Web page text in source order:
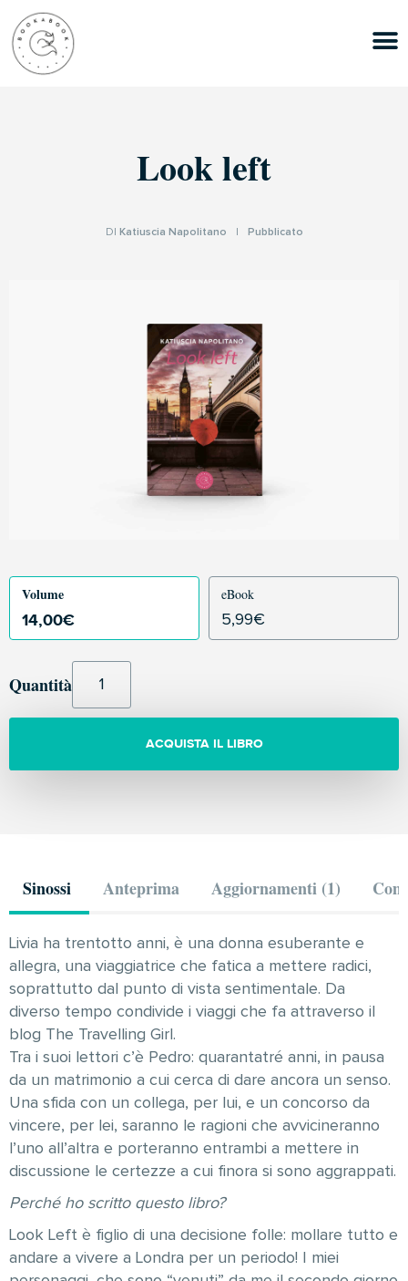
Look left
DI Katiuscia Napolitano Pubblicato
Volume
14,00€
eBook
5,99€
Quantità
ACQUISTA IL LIBRO
Sinossi Anteprima Aggiornamenti (1)
Livia ha trentotto anni, è una donna esuberante e
allegra, una viaggiatrice che fatica a mettere radici,
soprattutto dal punto di vista sentimentale. Da
diverso tempo condivide i viaggi che fa attraverso il
blog The Travelling Girl.
Tra i suoi lettori c’è Pedro: quarantatré anni, in pausa
da un matrimonio a cui cerca di dare ancora un senso.
Una sfida con un collega, per lui, e un concorso da
vincere, per lei, saranno le ragioni che avvicineranno
l’uno all’altra e porteranno entrambi a mettere in
discussione le certezze a cui finora si sono aggrappati.
Perché ho scritto questo libro?
Look Left è figlio di una decisione folle: mollare tutto e
andare a vivere a Londra per un periodo! I miei